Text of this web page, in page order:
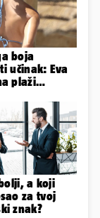
boja
učinak: Eva
plaži
a koji
za tvoj
znak?